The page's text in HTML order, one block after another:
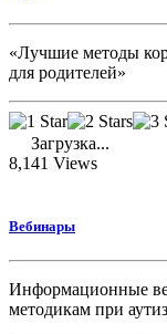
«Лучшие методы
для родителей»
Загрузка...
8,141 Views
Вебинары
Информационные
методикам при